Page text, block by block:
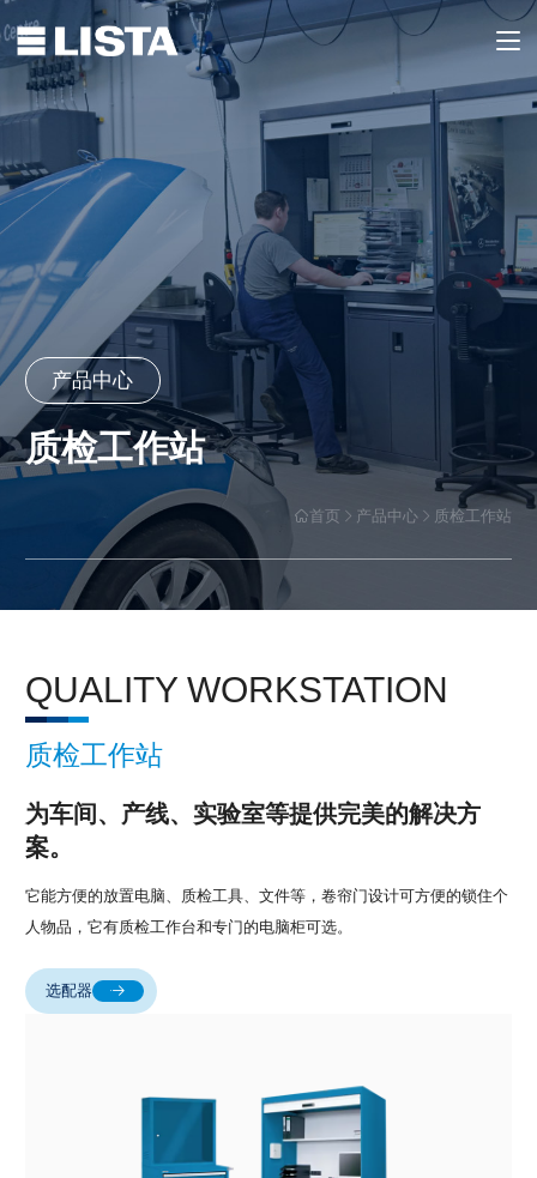
产品中心
质检工作站
首页 产品中心 质检工作站
QUALITY WORKSTATION
质检工作站
为车间、产线、实验室等提供完美的解决方
案。
它能方便的放置电脑、质检工具、文件等，卷帘门设计可方便的锁住个
人物品，它有质检工作台和专门的电脑柜可选。
选配器